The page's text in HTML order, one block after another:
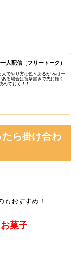
人配信（フリートーク）
人でやり方は色々あるが 私は一
る場合は箇条書きで先に軽く
めておく！！
ら掛け合わ
もおすすめ！
菓子